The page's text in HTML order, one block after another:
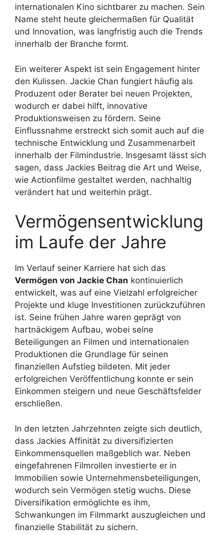
internationalen Kino sichtbarer zu machen. Sein
Name steht heute gleichermaßen für Qualität
und Innovation, was langfristig auch die Trends
innerhalb der Branche formt.
Ein weiterer Aspekt ist sein Engagement hinter
den Kulissen. Jackie Chan fungiert häufig als
Produzent oder Berater bei neuen Projekten,
wodurch er dabei hilft, innovative
Produktionsweisen zu fördern. Seine
Einflussnahme erstreckt sich somit auch auf die
technische Entwicklung und Zusammenarbeit
innerhalb der Filmindustrie. Insgesamt lässt sich
sagen, dass Jackies Beitrag die Art und Weise,
wie Actionfilme gestaltet werden, nachhaltig
verändert hat und weiterhin prägt.
Vermögensentwicklung
im Laufe der Jahre
Im Verlauf seiner Karriere hat sich das
Vermögen von Jackie Chan kontinuierlich
entwickelt, was auf eine Vielzahl erfolgreicher
Projekte und kluge Investitionen zurückzuführen
ist. Seine frühen Jahre waren geprägt von
hartnäckigem Aufbau, wobei seine
Beteiligungen an Filmen und internationalen
Produktionen die Grundlage für seinen
finanziellen Aufstieg bildeten. Mit jeder
erfolgreichen Veröffentlichung konnte er sein
Einkommen steigern und neue Geschäftsfelder
erschließen.
In den letzten Jahrzehnten zeigte sich deutlich,
dass Jackies Affinität zu diversifizierten
Einkommensquellen maßgeblich war. Neben
eingefahrenen Filmrollen investierte er in
Immobilien sowie Unternehmensbeteiligungen,
wodurch sein Vermögen stetig wuchs. Diese
Diversifikation ermöglichte es ihm,
Schwankungen im Filmmarkt auszugleichen und
finanzielle Stabilität zu sichern.